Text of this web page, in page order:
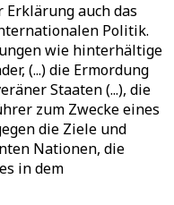
auch das
Politik.
wie hinterhältige
(...) die Ermordung
Staaten (...), die
zum Zwecke eines
die Ziele und
Nationen, die
in dem